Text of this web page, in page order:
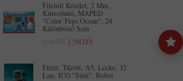
Filctoll Készlet, 2 Mm,
Kimosható, MAPED
"Color`Peps Ocean", 24
Különböző Szín
1,981Ft
Füzet, Tűzött, A5, Lecke, 32
Lap, ICO "Süni", Robot